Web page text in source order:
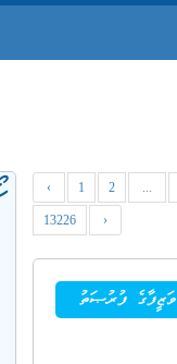
‹ 1 2 ...
13226 ›
ވަޒީފާގެ ފުރުޞަތު